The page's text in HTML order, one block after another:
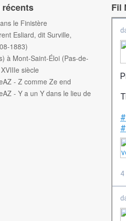
le Finistère
Esliard, dit Surville,
1883)
à Mont-Saint-Éloi (Pas-de-
siècle
- Z comme Ze end
- Y a un Y dans le lieu de
Fil